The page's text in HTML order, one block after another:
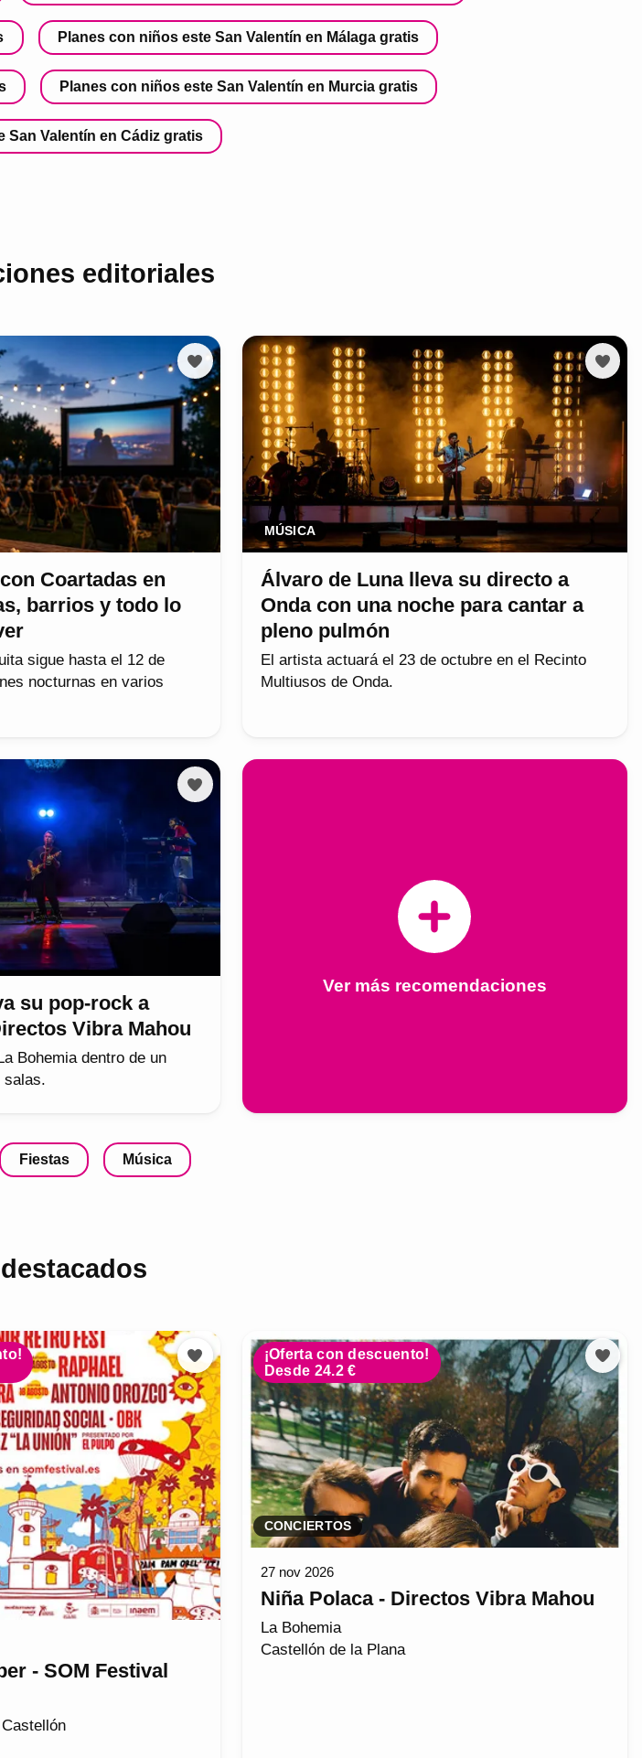
Planes con niños este San Valentín en Málaga gratis
Planes con niños este San Valentín en Murcia gratis
San Valentín en Cádiz gratis
editoriales
Coartadas en
barrios y todo lo
sigue hasta el 12 de
nocturnas en varios
MÚSICA
Álvaro de Luna lleva su directo a
Onda con una noche para cantar a
pleno pulmón
El artista actuará el 23 de octubre en el Recinto
Multiusos de Onda.
su pop-rock a
Vibra Mahou
Bohemia dentro de un
salas.
Ver más recomendaciones
Fiestas Música
- SOM Festival
¡Oferta con descuento!
Desde 24.2 €
CONCIERTOS
27 nov 2026
Niña Polaca - Directos Vibra Mahou
La Bohemia
Castellón de la Plana